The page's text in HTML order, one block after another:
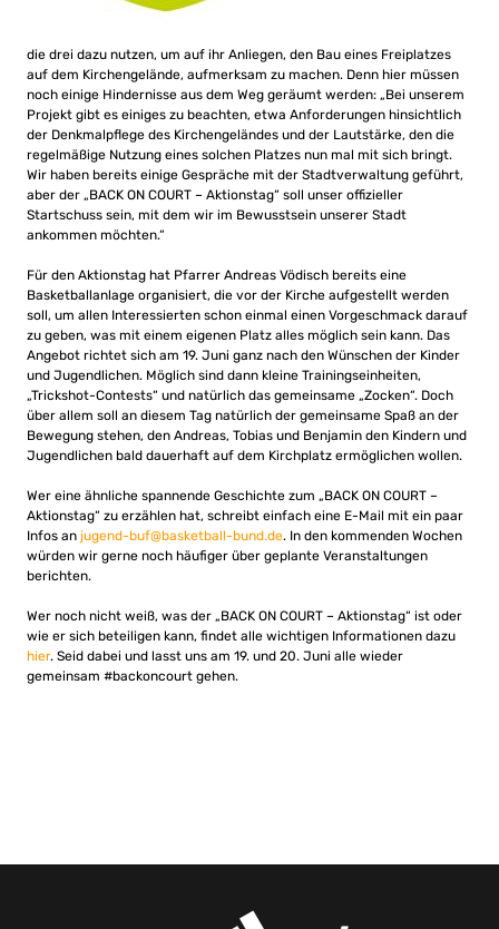
die drei dazu nutzen, um auf ihr Anliegen, den Bau eines Freiplatzes
auf dem Kirchengelände, aufmerksam zu machen. Denn hier müssen
noch einige Hindernisse aus dem Weg geräumt werden: „Bei unserem
Projekt gibt es einiges zu beachten, etwa Anforderungen hinsichtlich
der Denkmalpflege des Kirchengeländes und der Lautstärke, den die
regelmäßige Nutzung eines solchen Platzes nun mal mit sich bringt.
Wir haben bereits einige Gespräche mit der Stadtverwaltung geführt,
aber der „BACK ON COURT – Aktionstag“ soll unser offizieller
Startschuss sein, mit dem wir im Bewusstsein unserer Stadt
ankommen möchten.“
Für den Aktionstag hat Pfarrer Andreas Vödisch bereits eine
Basketballanlage organisiert, die vor der Kirche aufgestellt werden
soll, um allen Interessierten schon einmal einen Vorgeschmack darauf
zu geben, was mit einem eigenen Platz alles möglich sein kann. Das
Angebot richtet sich am 19. Juni ganz nach den Wünschen der Kinder
und Jugendlichen. Möglich sind dann kleine Trainingseinheiten,
„Trickshot-Contests“ und natürlich das gemeinsame „Zocken“. Doch
über allem soll an diesem Tag natürlich der gemeinsame Spaß an der
Bewegung stehen, den Andreas, Tobias und Benjamin den Kindern und
Jugendlichen bald dauerhaft auf dem Kirchplatz ermöglichen wollen.
Wer eine ähnliche spannende Geschichte zum „BACK ON COURT –
Aktionstag“ zu erzählen hat, schreibt einfach eine E-Mail mit ein paar
Infos an jugend-buf@basketball-bund.de. In den kommenden Wochen
würden wir gerne noch häufiger über geplante Veranstaltungen
berichten.
Wer noch nicht weiß, was der „BACK ON COURT – Aktionstag“ ist oder
wie er sich beteiligen kann, findet alle wichtigen Informationen dazu
hier. Seid dabei und lasst uns am 19. und 20. Juni alle wieder
gemeinsam #backoncourt gehen.